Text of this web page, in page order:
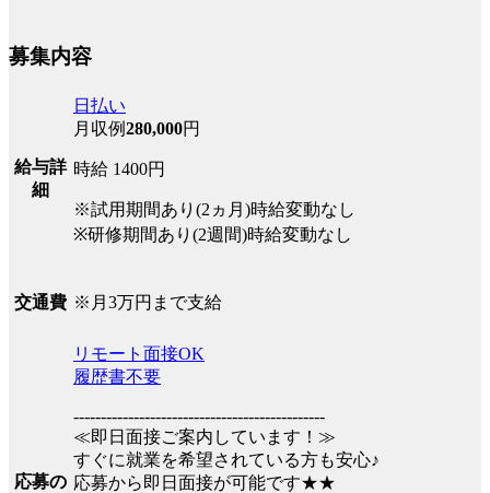
募集内容
給与詳
細
日払い
月収例280,000円
時給 1400円
※試用期間あり(2ヵ月)時給変動なし
※研修期間あり(2週間)時給変動なし
交通費 ※月3万円まで支給
応募の
リモート面接OK
履歴書不要
----------------------------------------------
≪即日面接ご案内しています！≫
すぐに就業を希望されている方も安心♪
応募から即日面接が可能です★★